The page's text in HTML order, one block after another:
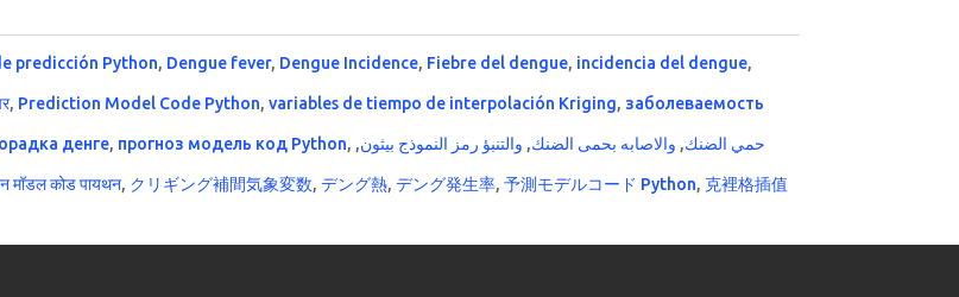
predicción Python, Dengue fever, Dengue Incidence, Fiebre del dengue, incidencia del dengue,
, Prediction Model Code Python,variables de tiempo de interpolación Kriging, заболеваемость
денге, прогноз модель код Python, حمي الضنك, والاصابه بحمى الضنك, والتنبؤ رمز النموذج بيثون,
मॉडल कोड पायथन, クリギング補間気象変数,デング熱,デング発生率,予測モデルコード Python, 克裡格插值